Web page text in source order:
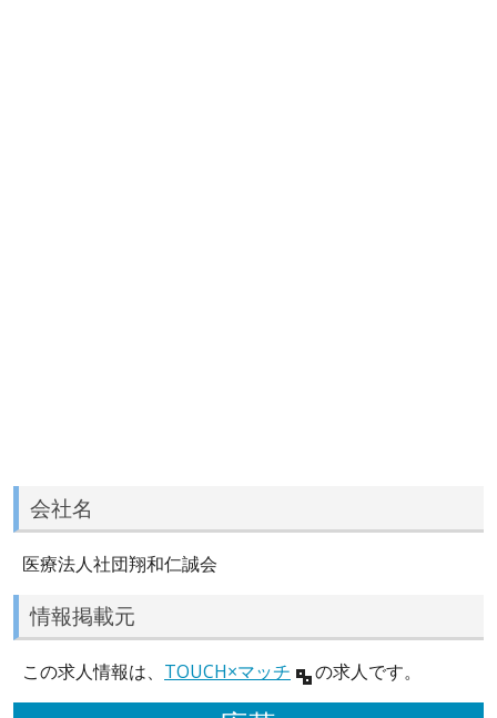
会社名
医療法人社団翔和仁誠会
情報掲載元
この求人情報は、 TOUCH×マッチ の求人です。